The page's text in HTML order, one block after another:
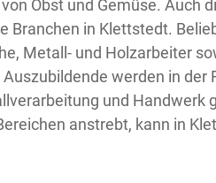
Obst und Gemüse. Auch
Branchen in Klettstedt.
Metall- und Holzarbeiter
werden in der
und Handwerk
anstrebt, kann in